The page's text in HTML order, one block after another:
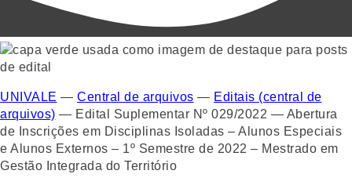
UNIVALE — Central de arquivos — Editais (central de
arquivos) — Edital Suplementar Nº 029/2022 — Abertura
de Inscrições em Disciplinas Isoladas – Alunos Especiais
e Alunos Externos – 1º Semestre de 2022 – Mestrado em
Gestão Integrada do Território